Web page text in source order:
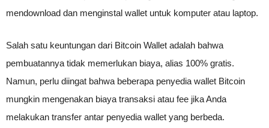
mendownload dan menginstal wallet untuk komputer atau laptop.
Salah satu keuntungan dari Bitcoin Wallet adalah bahwa
pembuatannya tidak memerlukan biaya, alias 100% gratis.
Namun, perlu diingat bahwa beberapa penyedia wallet Bitcoin
mungkin mengenakan biaya transaksi atau fee jika Anda
melakukan transfer antar penyedia wallet yang berbeda.